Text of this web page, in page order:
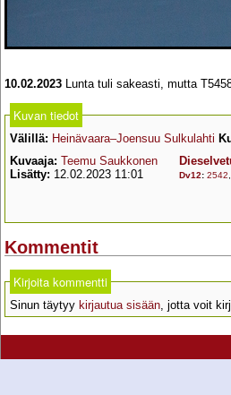
10.02.2023 Lunta tuli sakeasti, mutta
Kuvan tiedot
Välillä: Heinävaara–Joensuu Sulkulahti
Kuvaaja: Teemu Saukkonen
Lisätty: 12.02.2023 11:01 Dv12: 2542
Kommentit
Kirjoita kommentti
Sinun täytyy kirjautua sisään, jotta voit